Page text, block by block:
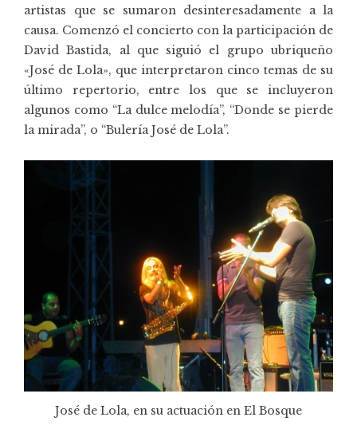
artistas que se sumaron desinteresadamente a la
causa. Comenzó el concierto con la participación de
David Bastida, al que siguió el grupo ubriqueño
«José de Lola», que interpretaron cinco temas de su
último repertorio, entre los que se incluyeron
algunos como “La dulce melodía”, “Donde se pierde
la mirada”, o “Bulería José de Lola”.
José de Lola, en su actuación en El Bosque